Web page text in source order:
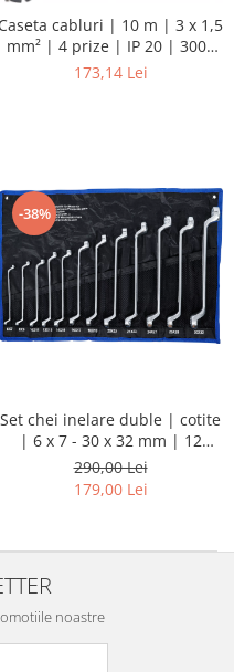
Caseta cabluri | 10 m | 3 x 1,5
mm² | 4 prize | IP 20 | 3000
W
173,14 Lei
-38%
Set chei inelare duble | cotite
| 6 x 7 - 30 x 32 mm | 12
piese
290,00 Lei
179,00 Lei
noastre